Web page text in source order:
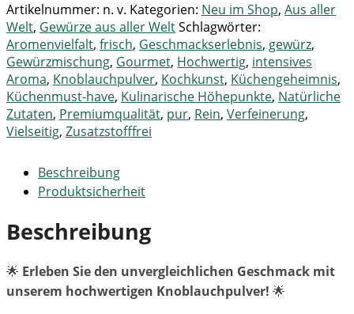
Artikelnummer: n. v. Kategorien: Neu im Shop, Aus aller
Welt, Gewürze aus aller WeltSchlagwörter:
Aromenvielfalt, frisch, Geschmackserlebnis, gewürz,
Gewürzmischung, Gourmet, Hochwertig, intensives
Aroma, Knoblauchpulver, Kochkunst, Küchengeheimnis,
Küchenmust-have, Kulinarische Höhepunkte, Natürliche
Zutaten, Premiumqualität, pur, Rein, Verfeinerung,
Vielseitig, Zusatzstofffrei
Beschreibung
Produktsicherheit
Beschreibung
🌟 Erleben Sie den unvergleichlichen Geschmack mit
unserem hochwertigen Knoblauchpulver! 🌟